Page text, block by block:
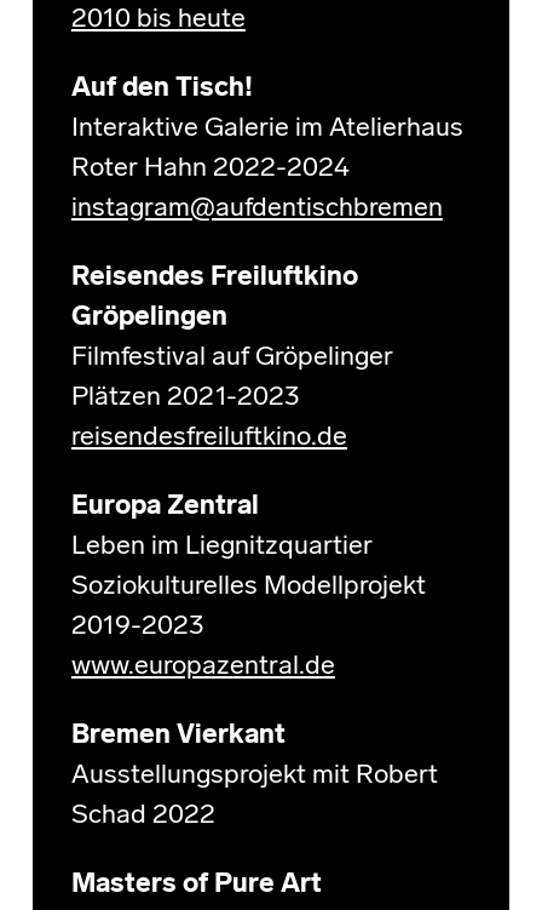
2010 bis heute
Auf den Tisch!
Interaktive Galerie im Atelierhaus
Roter Hahn 2022-2024
instagram@aufdentischbremen
Reisendes Freiluftkino
Gröpelingen
Filmfestival auf Gröpelinger
Plätzen 2021-2023
reisendesfreiluftkino.de
Europa Zentral
Leben im Liegnitzquartier
Soziokulturelles Modellprojekt
2019-2023
www.europazentral.de
Bremen Vierkant
Ausstellungsprojekt mit Robert
Schad 2022
Masters of Pure Art